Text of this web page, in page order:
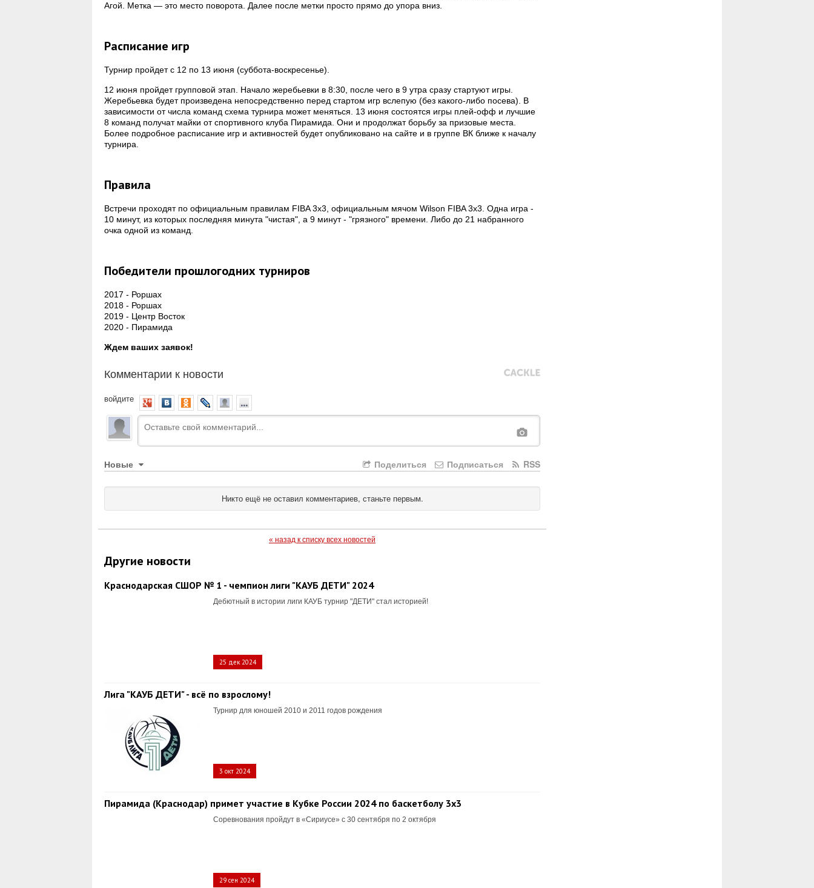
Агой. Метка — это место поворота. Далее после метки просто прямо до упора вниз.
Расписание игр
Турнир пройдет с 12 по 13 июня (суббота-воскресенье).
12 июня пройдет групповой этап. Начало жеребьевки в 8:30, после чего в 9 утра сразу стартуют игры.
Жеребьевка будет произведена непосредственно перед стартом игр вслепую (без какого-либо посева). В
зависимости от числа команд схема турнира может меняться. 13 июня состоятся игры плей-офф и лучшие
8 команд получат майки от спортивного клуба Пирамида. Они и продолжат борьбу за призовые места.
Более подробное расписание игр и активностей будет опубликовано на сайте и в группе ВК ближе к началу
турнира.
Правила
Встречи проходят по официальным правилам FIBA 3x3, официальным мячом Wilson FIBA 3x3. Одна игра -
10 минут, из которых последняя минута "чистая", а 9 минут - "грязного" времени. Либо до 21 набранного
очка одной из команд.
Победители прошлогодних турниров
2017 - Роршах
2018 - Роршах
2019 - Центр Восток
2020 - Пирамида
Ждем ваших заявок!
Комментарии к новости
войдите
Новые RSS
Подписаться
Поделиться
Никто ещё не оставил комментариев, станьте первым.
« назад к списку всех новостей
Другие новости
Краснодарская СШОР № 1 - чемпион лиги "КАУБ ДЕТИ" 2024
Дебютный в истории лиги КАУБ турнир "ДЕТИ" стал историей!
25 дек 2024
Лига "КАУБ ДЕТИ" - всё по взрослому!
Турнир для юношей 2010 и 2011 годов рождения
3 окт 2024
Пирамида (Краснодар) примет участие в Кубке России 2024 по баскетболу 3х3
Соревнования пройдут в «Сириусе» с 30 сентября по 2 октября
29 сен 2024